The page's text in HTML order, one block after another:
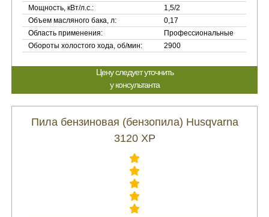
Мощность, кВт/л.с.:
1,5/2
Объем масляного бака, л:
0,17
Область применения:
Профессиональные
Обороты холостого хода, об/мин:
2900
Цену следует уточнить
у консультанта
Пила бензиновая (бензопила) Husqvarna
3120 XP